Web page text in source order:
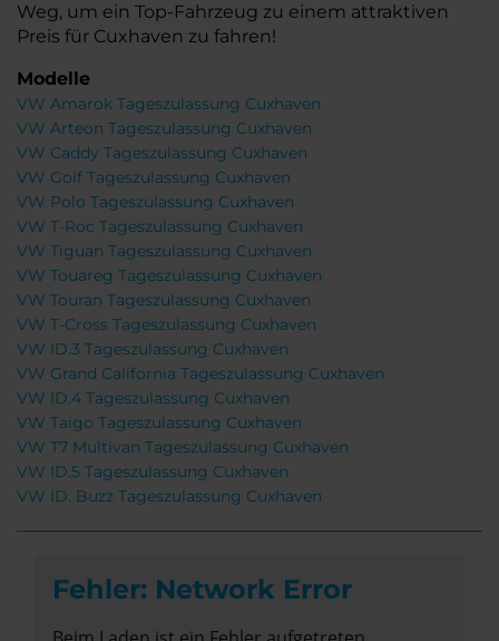
Weg, um ein Top-Fahrzeug zu einem attraktiven
Preis für Cuxhaven zu fahren!
Modelle
VW Amarok Tageszulassung Cuxhaven
VW Arteon Tageszulassung Cuxhaven
VW Caddy Tageszulassung Cuxhaven
VW Golf Tageszulassung Cuxhaven
VW Polo Tageszulassung Cuxhaven
VW T-Roc Tageszulassung Cuxhaven
VW Tiguan Tageszulassung Cuxhaven
VW Touareg Tageszulassung Cuxhaven
VW Touran Tageszulassung Cuxhaven
VW T-Cross Tageszulassung Cuxhaven
VW ID.3 Tageszulassung Cuxhaven
VW Grand California Tageszulassung Cuxhaven
VW ID.4 Tageszulassung Cuxhaven
VW Taigo Tageszulassung Cuxhaven
VW T7 Multivan Tageszulassung Cuxhaven
VW ID.5 Tageszulassung Cuxhaven
VW ID. Buzz Tageszulassung Cuxhaven
Fehler: Network Error